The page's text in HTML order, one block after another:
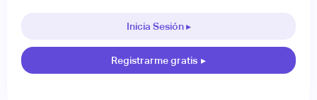
Inicia Sesión ▸
Registrarme gratis ▸